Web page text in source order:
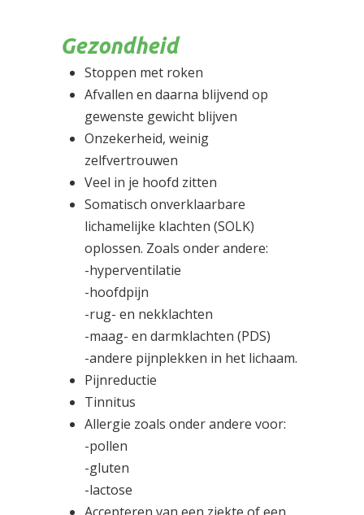
Gezondheid
Stoppen met roken
Afvallen en daarna blijvend op
gewenste gewicht blijven
Onzekerheid, weinig
zelfvertrouwen
Veel in je hoofd zitten
Somatisch onverklaarbare
lichamelijke klachten (SOLK)
oplossen. Zoals onder andere:
-hyperventilatie
-hoofdpijn
-rug- en nekklachten
-maag- en darmklachten (PDS)
-andere pijnplekken in het lichaam.
Pijnreductie
Tinnitus
Allergie zoals onder andere voor:
-pollen
-gluten
-lactose